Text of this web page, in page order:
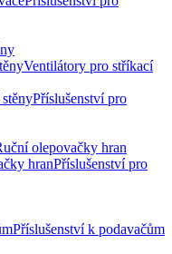
Ventilátory pro stříkací
Příslušenství pro
olepovačky hran
Příslušenství pro
Příslušenství k podavačům